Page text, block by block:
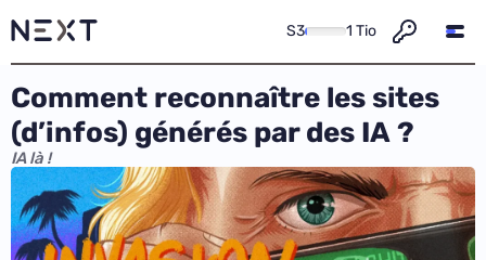
S3 1 Tio
Comment reconnaître les sites
(d’infos) générés par des IA ?
IA là !